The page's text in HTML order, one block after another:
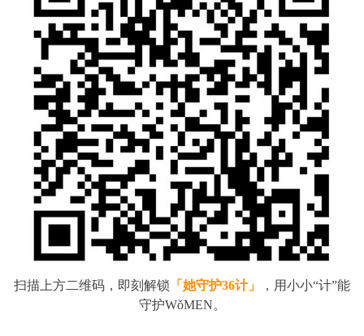
扫描上方二维码，即刻解锁 「她守护36计」
，用小小“计”能
守护WǒMEN。